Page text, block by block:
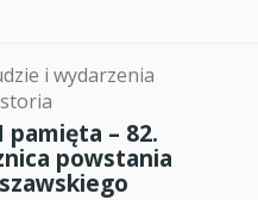
i wydarzenia
pamięta – 82.
powstania